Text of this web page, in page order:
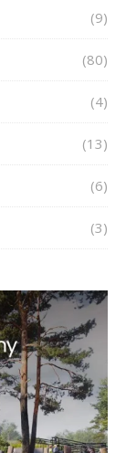
(9)
(80)
(4)
(13)
(6)
(3)